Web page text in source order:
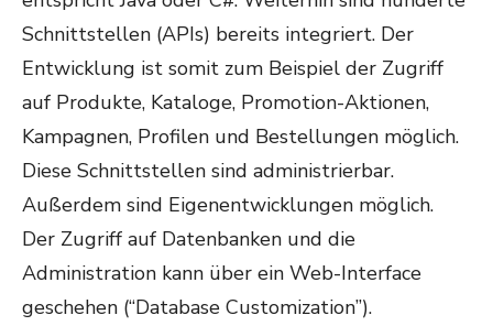
Schnittstellen (APIs) bereits integriert. Der
Entwicklung ist somit zum Beispiel der Zugriff
auf Produkte, Kataloge, Promotion-Aktionen,
Kampagnen, Profilen und Bestellungen möglich.
Diese Schnittstellen sind administrierbar.
Außerdem sind Eigenentwicklungen möglich.
Der Zugriff auf Datenbanken und die
Administration kann über ein Web-Interface
geschehen (“Database Customization”).